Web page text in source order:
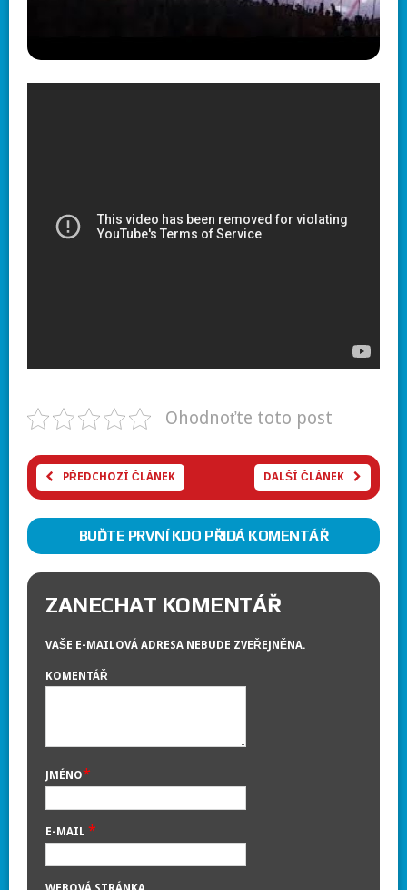
Ohodnoťte toto post
PŘEDCHOZÍ ČLÁNEK DALŠÍ ČLÁNEK
BUĎTE PRVNÍ KDO PŘIDÁ KOMENTÁŘ
ZANECHAT KOMENTÁŘ
VAŠE E-MAILOVÁ ADRESA NEBUDE ZVEŘEJNĚNA.
KOMENTÁŘ
JMÉNO*
E-MAIL *